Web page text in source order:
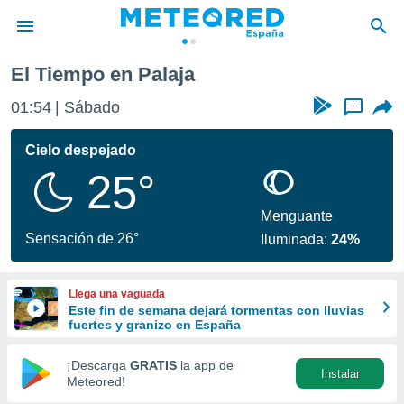
de
por
se
calidad.
a este
las
y
forma
digital
basada
El Tiempo en Palaja
01:54 Sábado ...
Cielo despejado
25°
Sensación de 26°
Menguante
Iluminada:24%
Llega una vaguada
Este fin de semana dejará tormentas con lluvias
fuertes y granizo en España
¡Descarga GRATIS la app de
Meteored!
Instalar